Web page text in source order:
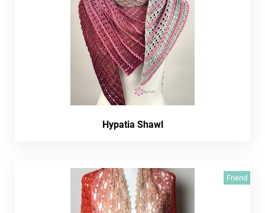
Hypatia Shawl
Friend